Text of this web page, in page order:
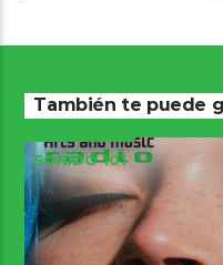
También te puede
SONIDO 101